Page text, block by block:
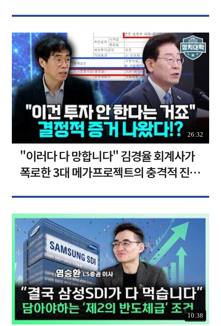
26:32
"이러다 다 망합니다" 김경율 회계사가
폭로한 3대 메가프로젝트의 충격적 진실
10:38